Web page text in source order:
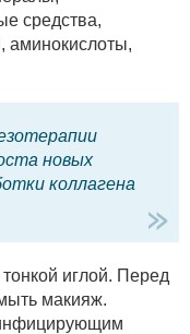
средства,
аминокислоты,
новых
коллагена
иглой. Перед
макияж.